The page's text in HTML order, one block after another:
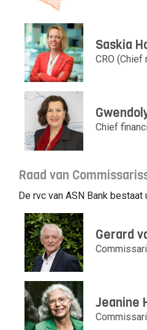
Saskia
CRO
Chief
Raad van
De rvc van ASN Bank
Gerard
Jeanine